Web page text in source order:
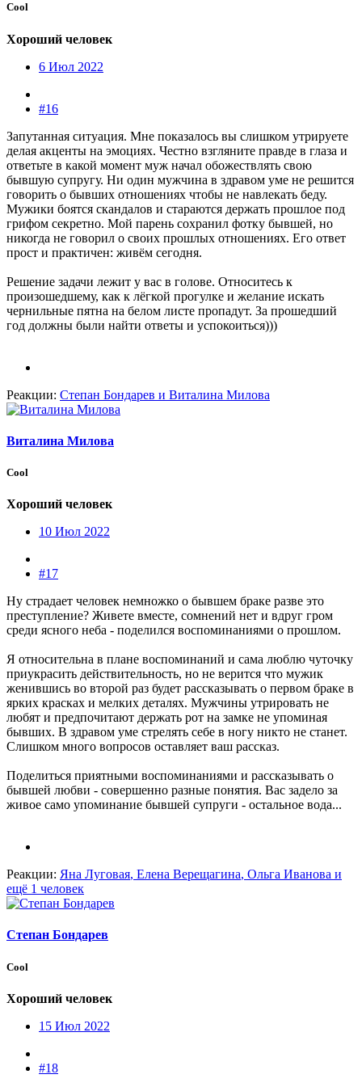
Cool
Хороший человек
6 Июл 2022
#16
Запутанная ситуация. Мне показалось вы слишком утрируете
делая акценты на эмоциях. Честно взгляните правде в глаза и
ответьте в какой момент муж начал обожествлять свою
бывшую супругу. Ни один мужчина в здравом уме не решится
говорить о бывших отношениях чтобы не навлекать беду.
Мужики боятся скандалов и стараются держать прошлое под
грифом секретно. Мой парень сохранил фотку бывшей, но
никогда не говорил о своих прошлых отношениях. Его ответ
прост и практичен: живём сегодня.
Решение задачи лежит у вас в голове. Относитесь к
произошедшему, как к лёгкой прогулке и желание искать
чернильные пятна на белом листе пропадут. За прошедший
год должны были найти ответы и успокоиться)))
Реакции: Степан Бондарев и Виталина Милова
Виталина Милова
Cool
Хороший человек
10 Июл 2022
#17
Ну страдает человек немножко о бывшем браке разве это
преступление? Живете вместе, сомнений нет и вдруг гром
среди ясного неба - поделился воспоминаниями о прошлом.
Я относительна в плане воспоминаний и сама люблю чуточку
приукрасить действительность, но не верится что мужик
женившись во второй раз будет рассказывать о первом браке в
ярких красках и мелких деталях. Мужчины утрировать не
любят и предпочитают держать рот на замке не упоминая
бывших. В здравом уме стрелять себе в ногу никто не станет.
Слишком много вопросов оставляет ваш рассказ.
Поделиться приятными воспоминаниями и рассказывать о
бывшей любви - совершенно разные понятия. Вас задело за
живое само упоминание бывшей супруги - остальное вода...
Реакции: Яна Луговая, Елена Верещагина, Ольга Иванова и
ещё 1 человек
Степан Бондарев
Cool
Хороший человек
15 Июл 2022
#18